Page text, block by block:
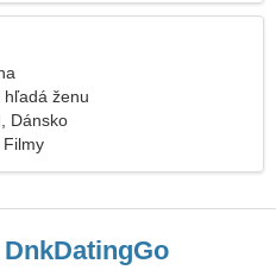
hľadá ženu
Dánsko
Filmy